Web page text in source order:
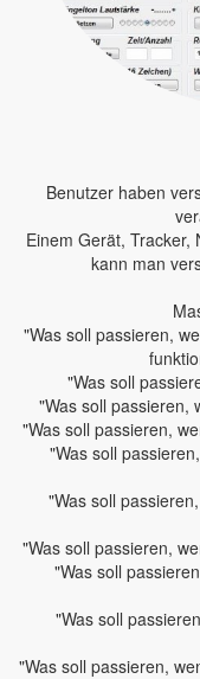
Benutzer haben
Einem Gerät, Tracker,
kann man
"Was soll passieren,
"Was soll
"Was soll passieren,
"Was soll passieren,
"Was soll
"Was soll
"Was soll passieren,
"Was soll
"Was soll
"Was soll passieren,